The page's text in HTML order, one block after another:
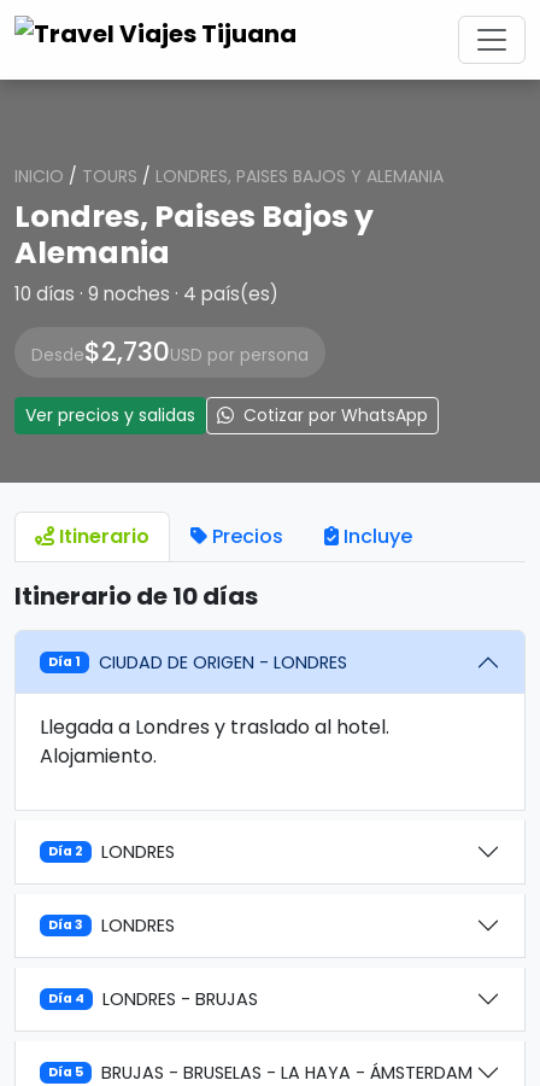
INICIO / TOURS / LONDRES, PAISES BAJOS Y ALEMANIA
Londres, Paises Bajos y
Alemania
10 días · 9 noches · 4 país(es)
Desde$2,730USD por persona
Ver precios y salidas Cotizar por WhatsApp
Itinerario Precios Incluye
Itinerario de 10 días
Día 1 CIUDAD DE ORIGEN - LONDRES
Llegada a Londres y traslado al hotel.
Alojamiento.
Día 2 LONDRES
Día 3 LONDRES
Día 4 LONDRES - BRUJAS
Día 5 BRUJAS - BRUSELAS - LA HAYA - ÁMSTERDAM